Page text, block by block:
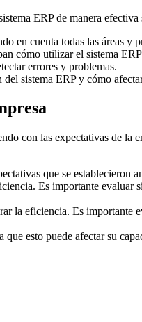
ERP de manera efectiva
en cuenta todas las áreas y
cómo utilizar el sistema
errores y problemas.
sistema ERP y cómo
con las expectativas de
que se establecieron
Es importante evaluar
la eficiencia. Es importante
esto puede afectar su